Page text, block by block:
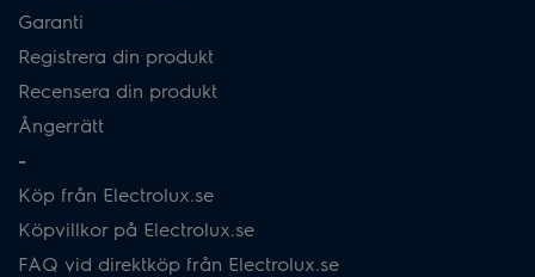
Garanti
Registrera din produkt
Recensera din produkt
Ångerrätt
-
Köp från Electrolux.se
Köpvillkor på Electrolux.se
FAQ vid direktköp från Electrolux.se